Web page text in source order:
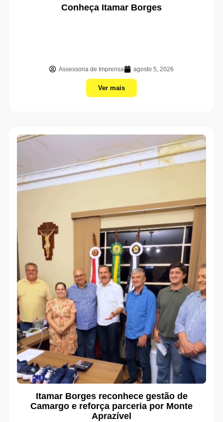
Conheça Itamar Borges
Assessoria de Imprensa agosto 5, 2026
Ver mais
Itamar Borges reconhece gestão de
Camargo e reforça parceria por Monte
Aprazível